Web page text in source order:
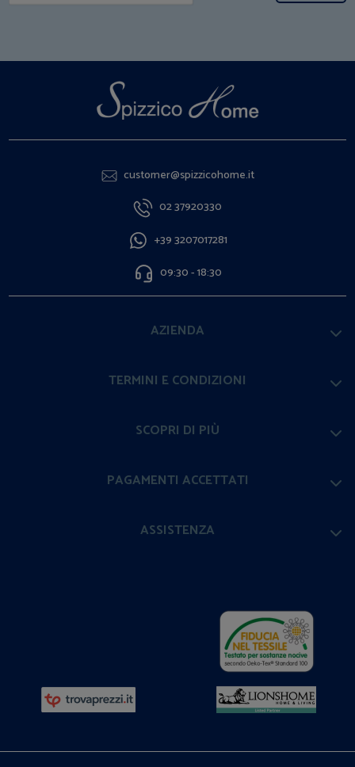
customer@spizzicohome.it
02 37920330
+39 3207017281
09:30 - 18:30
AZIENDA
TERMINI E CONDIZIONI
SCOPRI DI PIÙ
PAGAMENTI ACCETTATI
ASSISTENZA